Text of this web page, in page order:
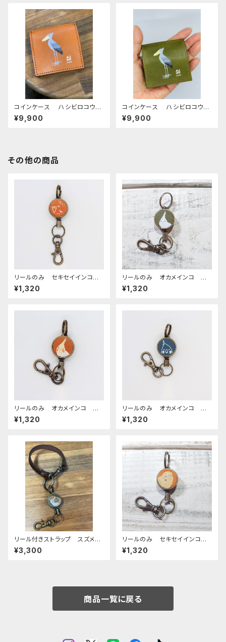
コインケース ハシビロコウ
キャメル Camel 栃木レザ
ー はしびろこう
¥9,900
コインケース ハシビロコウ
グリーン Green 栃木レザ
ー はしびろこう
¥9,900
その他の商品
リールのみ セキセイインコ
モノトーン キャメル せきせい
いんこ
¥1,320
リールのみ オカメインコ ア
ルビノ グリーン ぽわんシリ
ーズ おかめいんこ
¥1,320
リールのみ オカメインコ ル
チノー ぽわんシリーズ キャメ
ル おかめいんこ
¥1,320
リールのみ オカメインコ モノ
トーン ネイビー おかめいん
こ
¥1,320
リール付きストラップ スズメ
グリーン × ダークブラウン
すずめ 雀 栃木レザー
¥3,300
リールのみ セキセイインコ
オパーリングリーン CAMEL
キャメル せきせいいんこ ライ
¥1,320
商品一覧に戻る